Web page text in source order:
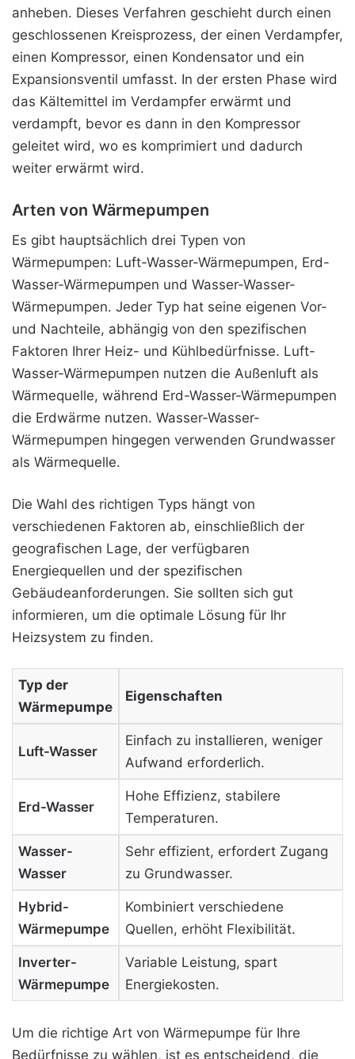
anheben. Dieses Verfahren geschieht durch einen
geschlossenen Kreisprozess, der einen Verdampfer,
einen Kompressor, einen Kondensator und ein
Expansionsventil umfasst. In der ersten Phase wird
das Kältemittel im Verdampfer erwärmt und
verdampft, bevor es dann in den Kompressor
geleitet wird, wo es komprimiert und dadurch
weiter erwärmt wird.
Arten von Wärmepumpen
Es gibt hauptsächlich drei Typen von
Wärmepumpen: Luft-Wasser-Wärmepumpen, Erd-
Wasser-Wärmepumpen und Wasser-Wasser-
Wärmepumpen. Jeder Typ hat seine eigenen Vor-
und Nachteile, abhängig von den spezifischen
Faktoren Ihrer Heiz- und Kühlbedürfnisse. Luft-
Wasser-Wärmepumpen nutzen die Außenluft als
Wärmequelle, während Erd-Wasser-Wärmepumpen
die Erdwärme nutzen. Wasser-Wasser-
Wärmepumpen hingegen verwenden Grundwasser
als Wärmequelle.
Die Wahl des richtigen Typs hängt von
verschiedenen Faktoren ab, einschließlich der
geografischen Lage, der verfügbaren
Energiequellen und der spezifischen
Gebäudeanforderungen. Sie sollten sich gut
informieren, um die optimale Lösung für Ihr
Heizsystem zu finden.
Typ der
Wärmepumpe
Eigenschaften
Luft-Wasser
Einfach zu installieren, weniger
Aufwand erforderlich.
Erd-Wasser
Hohe Effizienz, stabilere
Temperaturen.
Wasser-
Wasser
Sehr effizient, erfordert Zugang
zu Grundwasser.
Hybrid-
Wärmepumpe
Kombiniert verschiedene
Quellen, erhöht Flexibilität.
Inverter-
Wärmepumpe
Variable Leistung, spart
Energiekosten.
Um die richtige Art von Wärmepumpe für Ihre
Bedürfnisse zu wählen, ist es entscheidend, die